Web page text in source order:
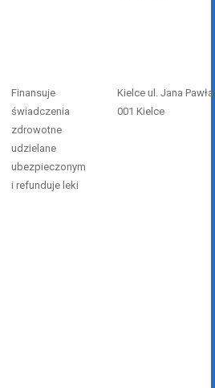
Finansuje
świadczenia
zdrowotne
udzielane
ubezpieczonym
i refunduje leki
Kielce ul. Jana
001 Kielce